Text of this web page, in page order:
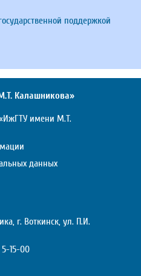
поддержкой
Калашникова»
имени М.Т.
данных
г. Воткинск, ул. П.И.
5-15-00